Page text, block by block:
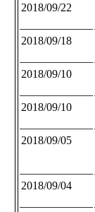
2018/09/22
2018/09/18
2018/09/10
2018/09/10
2018/09/05
2018/09/04